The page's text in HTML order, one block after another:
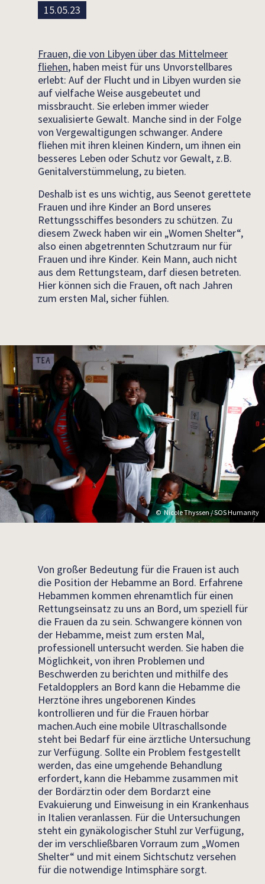
15.05.23
Frauen, die von Libyen über das Mittelmeer
fliehen, haben meist für uns Unvorstellbares
erlebt: Auf der Flucht und in Libyen wurden sie
auf vielfache Weise ausgebeutet und
missbraucht. Sie erleben immer wieder
sexualisierte Gewalt. Manche sind in der Folge
von Vergewaltigungen schwanger. Andere
fliehen mit ihren kleinen Kindern, um ihnen ein
besseres Leben oder Schutz vor Gewalt, z.B.
Genitalverstümmelung, zu bieten.
Deshalb ist es uns wichtig, aus Seenot gerettete
Frauen und ihre Kinder an Bord unseres
Rettungsschiffes besonders zu schützen. Zu
diesem Zweck haben wir ein „Women Shelter“,
also einen abgetrennten Schutzraum nur für
Frauen und ihre Kinder. Kein Mann, auch nicht
aus dem Rettungsteam, darf diesen betreten.
Hier können sich die Frauen, oft nach Jahren
zum ersten Mal, sicher fühlen.
Nicole Thyssen / SOS Humanity
Von großer Bedeutung für die Frauen ist auch
die Position der Hebamme an Bord. Erfahrene
Hebammen kommen ehrenamtlich für einen
Rettungseinsatz zu uns an Bord, um speziell für
die Frauen da zu sein. Schwangere können von
der Hebamme, meist zum ersten Mal,
professionell untersucht werden. Sie haben die
Möglichkeit, von ihren Problemen und
Beschwerden zu berichten und mithilfe des
Fetaldopplers an Bord kann die Hebamme die
Herztöne ihres ungeborenen Kindes
kontrollieren und für die Frauen hörbar
machen.Auch eine mobile Ultraschallsonde
steht bei Bedarf für eine ärztliche Untersuchung
zur Verfügung. Sollte ein Problem festgestellt
werden, das eine umgehende Behandlung
erfordert, kann die Hebamme zusammen mit
der Bordärztin oder dem Bordarzt eine
Evakuierung und Einweisung in ein Krankenhaus
in Italien veranlassen. Für die Untersuchungen
steht ein gynäkologischer Stuhl zur Verfügung,
der im verschließbaren Vorraum zum „Women
Shelter“ und mit einem Sichtschutz versehen
für die notwendige Intimsphäre sorgt.